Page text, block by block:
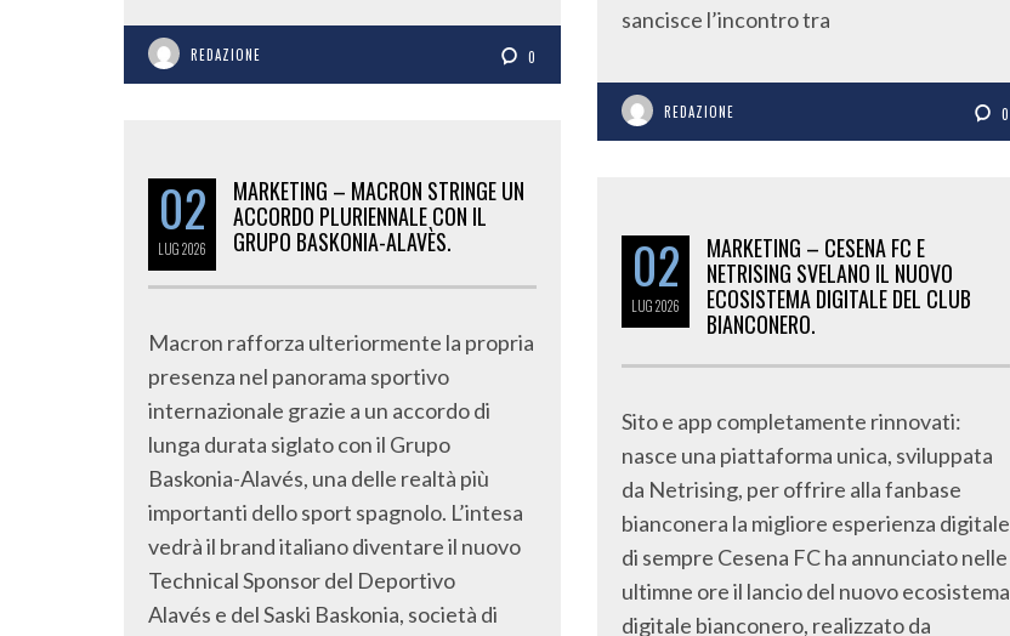
REDAZIONE 0
sancisce l’incontro tra
REDAZIONE 0
02
LUG2026
MARKETING – MACRON STRINGE UN
ACCORDO PLURIENNALE CON IL
GRUPO BASKONIA-ALAVÈS.
Macron rafforza ulteriormente la propria
presenza nel panorama sportivo
internazionale grazie a un accordo di
lunga durata siglato con il Grupo
Baskonia-Alavés, una delle realtà più
importanti dello sport spagnolo. L’intesa
vedrà il brand italiano diventare il nuovo
Technical Sponsor del Deportivo
Alavés e del Saski Baskonia, società di
02
LUG2026
MARKETING – CESENA FC E
NETRISING SVELANO IL NUOVO
ECOSISTEMA DIGITALE DEL CLUB
BIANCONERO.
Sito e app completamente rinnovati:
nasce una piattaforma unica, sviluppata
da Netrising, per offrire alla fanbase
bianconera la migliore esperienza digitale
di sempre Cesena FC ha annunciato nelle
ultimne ore il lancio del nuovo ecosistema
digitale bianconero, realizzato da